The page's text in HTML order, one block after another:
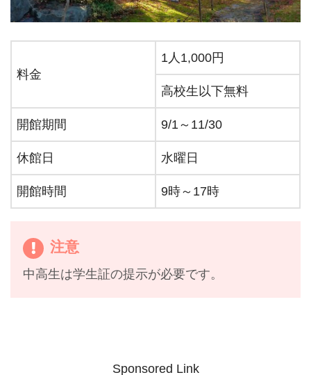
料金
1人1,000円
高校生以下無料
開館期間 9/1～11/30
休館日 水曜日
開館時間 9時～17時
注意
中高生は学生証の提示が必要です。
Sponsored Link